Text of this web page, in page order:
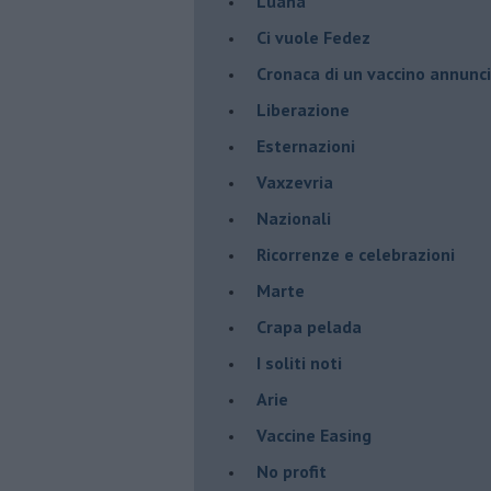
​Ci vuole Fedez
​Cronaca di un vaccino
​Liberazione
Esternazioni
Vaxzevria
Nazionali
​Ricorrenze e celebrazioni
Marte
​Crapa pelada
​I soliti noti
Arie
​Vaccine Easing
No profit